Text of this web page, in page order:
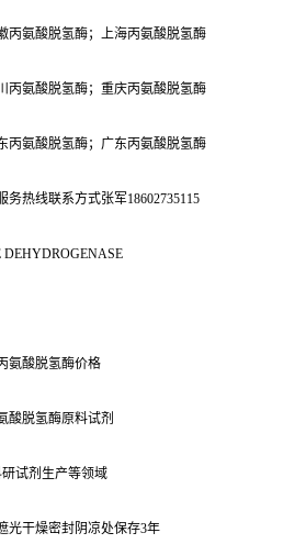
丙氨酸脱氢酶；上海丙氨酸脱氢酶
丙氨酸脱氢酶；重庆丙氨酸脱氢酶
丙氨酸脱氢酶；广东丙氨酸脱氢酶
务热线联系方式张军18602735115
氨酸脱氢酶价格
酸脱氢酶原料试剂
试剂生产等领域
光干燥密封阴凉处保存3年